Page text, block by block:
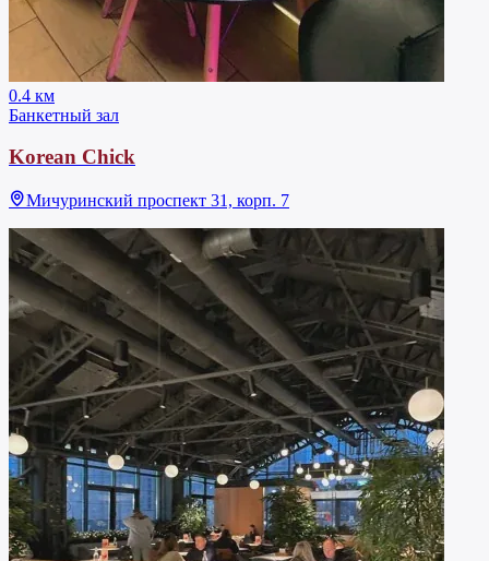
0.4 км
Банкетный зал
Korean Chick
Мичуринский проспект 31, корп. 7